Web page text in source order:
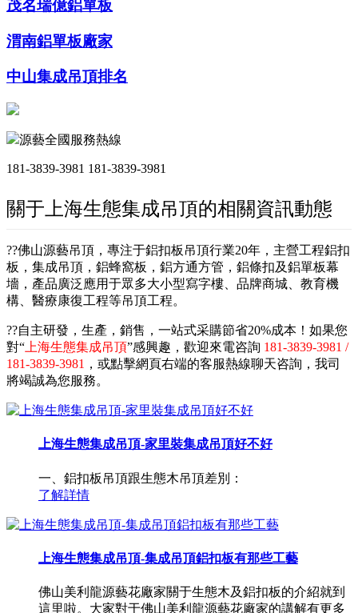
茂名瑞億鋁單板
渭南鋁單板廠家
中山集成吊頂排名
源藝全國服務熱線
181-3839-3981 181-3839-3981
關于上海生態集成吊頂的相關資訊動態
??佛山源藝吊頂，專注于鋁扣板吊頂行業20年，主營工程鋁扣
板，集成吊頂，鋁蜂窩板，鋁方通方管，鋁條扣及鋁單板幕
墻，產品廣泛應用于眾多大小型寫字樓、品牌商城、教育機
構、醫療康復工程等吊頂工程。
??自主研發，生產，銷售，一站式采購節省20%成本！如果您
對“ 上海生態集成吊頂”感興趣，歡迎來電咨詢 181-3839-3981 /
181-3839-3981 ，或點擊網頁右端的客服熱線聊天咨詢，我司
將竭誠為您服務。
上海生態集成吊頂-家里裝集成吊頂好不好
一、鋁扣板吊頂跟生態木吊頂差別：
了解詳情
上海生態集成吊頂-集成吊頂鋁扣板有那些工藝
佛山美利龍源藝花廠家關于生態木及鋁扣板的介紹就到
這里啦。大家對于佛山美利龍源藝花廠家的講解有更多